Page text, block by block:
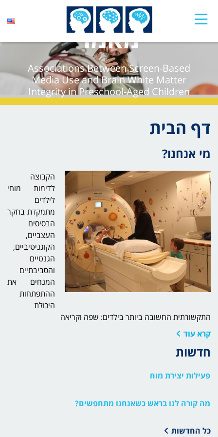
מאמר
Associations Between Screen-Based
Media Use and Brain White Matter
Integrity in Preschool-Aged Children
דף הבית
מי אנחנו?
הקבוצה
לדימות מוחי
לילדים
מתמקדת בחקר
הבסיסים
העצביים,
הקוגניטיביים,
הגנטיים
והסביבתיים
המנחים את
ההתפתחות
היכולת
התקשורתית החשובה ביותר בילדים: שפה וקריאה
קרא עוד
חדשות
תפקיד יכולות ניהוליות בשפה אצל ילדים דוברי עברית:
חשיבות האוריינות בפעוטות – ההרשמה למחקר פתוחה!
משחקי פסח-משחקי פסחא
פעילות יצירת מוח
מה קורה לנו בראש כשאנחנו מתחפשים?
אירוע פוסטרים – קורס מוח וחינוך, לקויות למידה בילדים
כל החדשות